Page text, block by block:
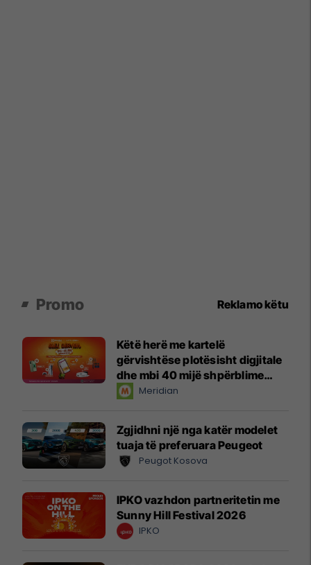
Promo Reklamo këtu
Këtë herë me kartelë
gërvishtëse plotësisht digjitale
dhe mbi 40 mijë shpërblime
instant!Meridian
Zgjidhni një nga katër modelet
tuaja të preferuara Peugeot
Peugot Kosova
IPKO vazhdon partneritetin me
Sunny Hill Festival 2026
IPKO